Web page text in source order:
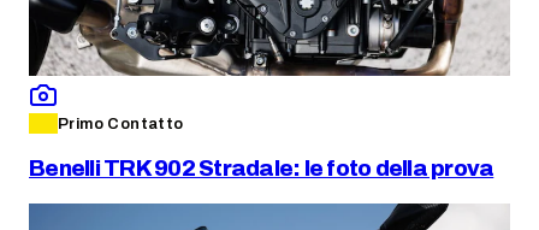
Primo Contatto
Benelli TRK 902 Stradale: le foto della prova